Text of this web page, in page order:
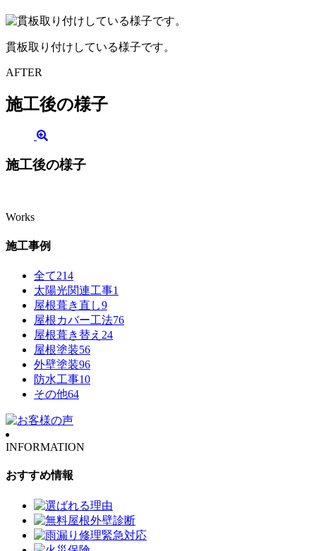
貫板取り付けしている様子です。
AFTER
施工後の様子
施工後の様子
Works
施工事例
全て214
太陽光関連工事1
屋根葺き直し9
屋根カバー工法76
屋根葺き替え 24
屋根塗装56
外壁塗装96
防水工事10
その他64
INFORMATION
おすすめ情報